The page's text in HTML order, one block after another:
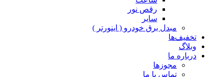
رقص نور
سایر
مبدل برق خودرو ( اینورتر )
تخفیف‌ها
وبلاگ
درباره ما
مجوزها
تماس با ما